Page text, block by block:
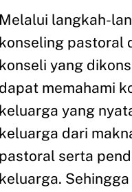
Melalui langkah-
konseling pastoral
konseli yang
dapat memahami
keluarga yang
keluarga dari
pastoral serta
keluarga.